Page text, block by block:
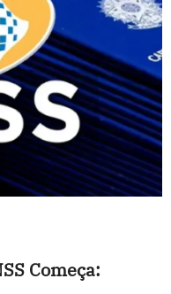
Começa: